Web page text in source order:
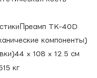
TK-40D
компоненты)
x 108 x 12.5 см
кг